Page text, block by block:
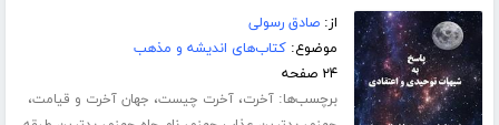
از:صادق رسولی
موضوع:کتاب‌های اندیشه و مذهب
۲۴ صفحه
برچسب‌ها:آخرت،آخرت چیست، جهان آخرت و قیامت،